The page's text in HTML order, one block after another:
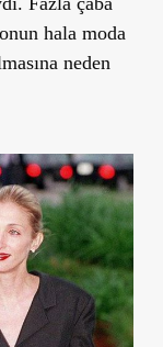
hala moda
neden